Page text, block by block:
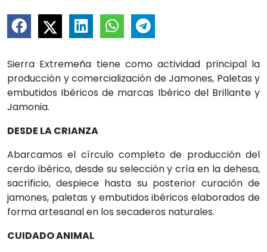
Sierra Extremeña tiene como actividad principal la
producción y comercialización de Jamones, Paletas y
embutidos Ibéricos de marcas Ibérico del Brillante y
Jamonia.
DESDE LA CRIANZA
Abarcamos el círculo completo de producción del
cerdo ibérico, desde su selección y cría en la dehesa,
sacrificio, despiece hasta su posterior curación de
jamones, paletas y embutidos ibéricos elaborados de
forma artesanal en los secaderos naturales.
CUIDADO ANIMAL